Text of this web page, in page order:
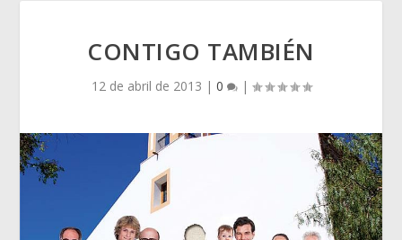
CONTIGO TAMBIÉN
12 de abril de 2013 | 0 |